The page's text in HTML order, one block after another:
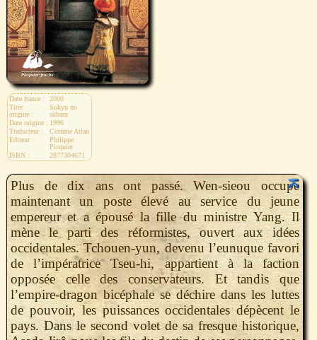
Date france :
2000
Titre
origine :
Sokyu no
subaru
Date origine : 1996
Traducteur :
Corinne Atlan
Editeur :
Philippe
Picquier
ISBN :
2877304671
Plus de dix ans ont passé. Wen-sieou occupe
maintenant un poste élevé au service du jeune
empereur et a épousé la fille du ministre Yang. Il
mène le parti des réformistes, ouvert aux idées
occidentales. Tchouen-yun, devenu l’eunuque favori
de l’impératrice Tseu-hi, appartient à la faction
opposée celle des conservateurs. Et tandis que
l’empire-dragon bicéphale se déchire dans les luttes
de pouvoir, les puissances occidentales dépècent le
pays. Dans le second volet de sa fresque historique,